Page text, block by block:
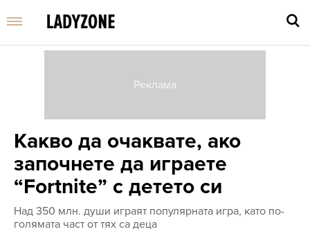
Какво да очаквате, ако
започнете да играете
“Fortnite” с детето си
Над 350 млн. души играят популярната игра, като по-
голямата част от тях са деца